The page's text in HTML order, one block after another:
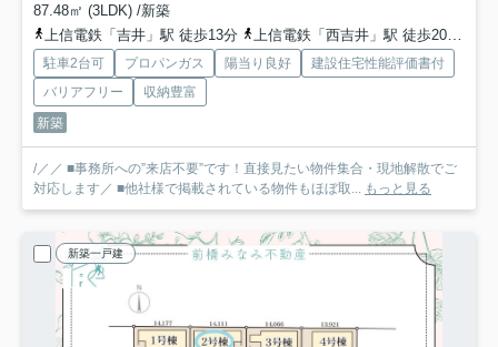
87.48㎡ (3LDK) /新築
上信電鉄「吉井」駅 徒歩13分
上信電鉄「西吉井」駅 徒歩20分
駐車2台可 プロパンガス 陽当り良好
建設住宅性能評価書付
バリアフリー
収納豊富
新築
/／／ ■事務所への”来店不要”です！直接見たい物件集合・現地解散でご
対応します／ ■他社様で掲載されている物件もほぼ取... もっと見る
新築一戸建